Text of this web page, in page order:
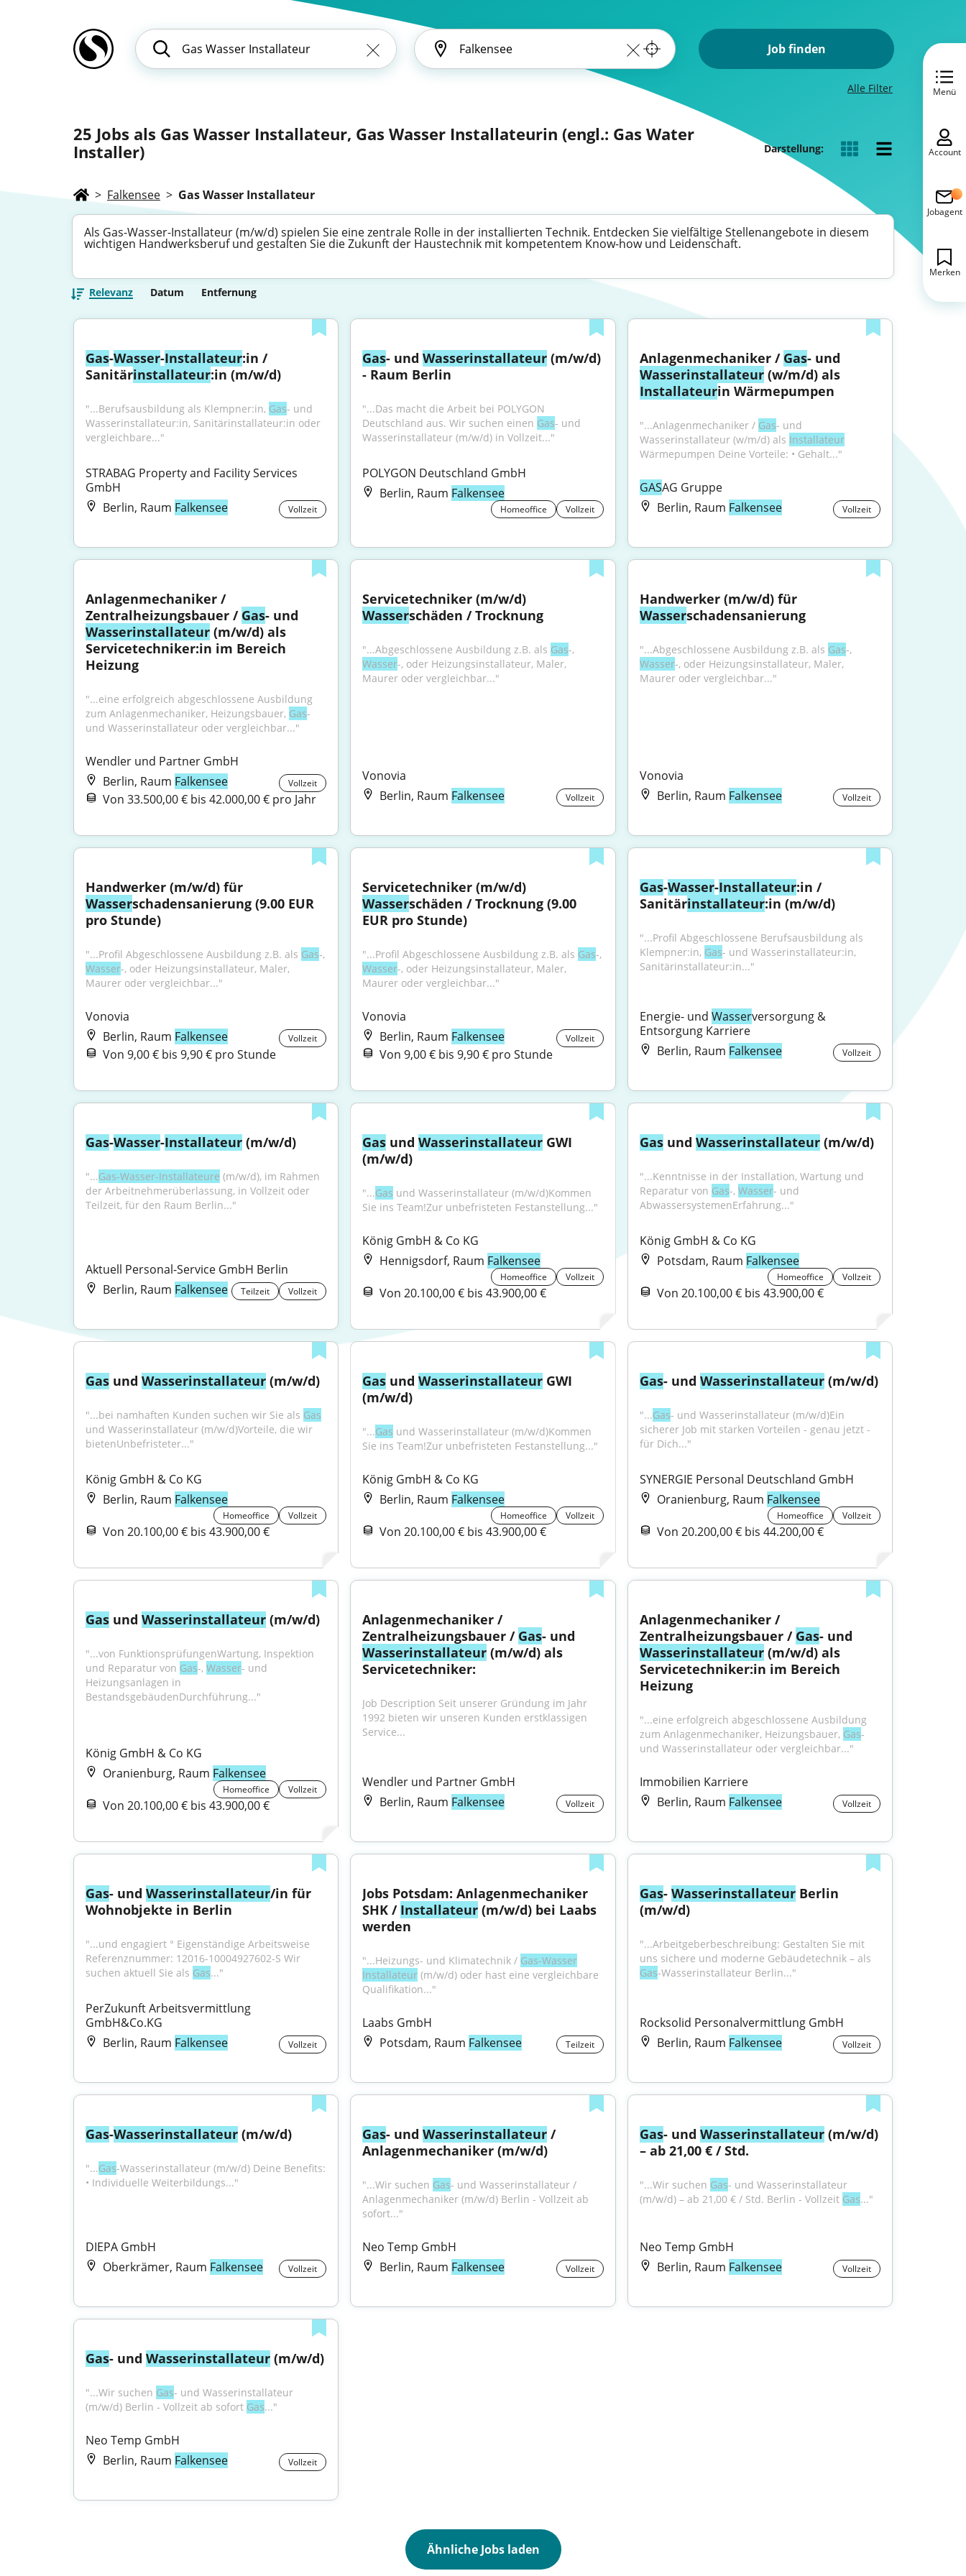
Job finden
Alle Filter
25 Jobs als Gas Wasser Installateur, Gas Wasser Installateurin (engl.: Gas Water
Installer)
Darstellung:
> Falkensee > Gas Wasser Installateur
Als Gas-Wasser-Installateur (m/w/d) spielen Sie eine zentrale Rolle in der installierten Technik. Entdecken Sie vielfältige Stellenangebote in diesem
wichtigen Handwerksberuf und gestalten Sie die Zukunft der Haustechnik mit kompetentem Know-how und Leidenschaft.
Relevanz Datum Entfernung
Gas-Wasser-Installateur:in /
Sanitärinstallateur:in (m/w/d)
"...Berufsausbildung als Klempner:in, Gas- und
Wasserinstallateur:in, Sanitärinstallateur:in oder
vergleichbare..."
STRABAG Property and Facility Services
GmbH
Berlin, Raum Falkensee Vollzeit
Gas- und Wasserinstallateur (m/w/d)
- Raum Berlin
"...Das macht die Arbeit bei POLYGON
Deutschland aus. Wir suchen einen Gas- und
Wasserinstallateur (m/w/d) in Vollzeit..."
POLYGON Deutschland GmbH
Berlin, Raum Falkensee
Homeoffice Vollzeit
Anlagenmechaniker / Gas
Wasserinstallateur
(w/m/d) als
Installateurin Wärmepumpen
"...Anlagenmechaniker / Gas- und
Wasserinstallateur (w/m/d) als Installateur
Wärmepumpen Deine Vorteile: • Gehalt..."
GASAG Gruppe
Berlin, Raum Falkensee Vollzeit
Anlagenmechaniker /
Zentralheizungsbauer / Gas
Wasserinstallateur (m/w/d) als
Servicetechniker:in im Bereich
Heizung
"...eine erfolgreich abgeschlossene Ausbildung
zum Anlagenmechaniker, Heizungsbauer, Gas-
und Wasserinstallateur oder vergleichbar..."
Wendler und Partner GmbH
Berlin, Raum Falkensee Vollzeit
Von 33.500,00 € bis 42.000,00 € pro Jahr
Wasserschäden / Trocknung
"...Abgeschlossene Ausbildung z.B. als Gas
Wasser-, oder Heizungsinstallateur, Maler,
Maurer oder vergleichbar..."
Vonovia
Berlin, Raum Falkensee Vollzeit
Handwerker (m/w/d) für
Wasserschadensanierung
"...Abgeschlossene Ausbildung z.B. als Gas -,
Wasser-, oder Heizungsinstallateur, Maler,
Maurer oder vergleichbar..."
Vonovia
Berlin, Raum Falkensee Vollzeit
Wasserschadensanierung (9.00 EUR
pro Stunde)
"...Profil Abgeschlossene Ausbildung z.B. als Gas
Wasser-, oder Heizungsinstallateur, Maler,
Maurer oder vergleichbar..."
Vonovia
Berlin, Raum Falkensee Vollzeit
Von 9,00 € bis 9,90 € pro Stunde
Wasserschäden / Trocknung (9.00
EUR pro Stunde)
"...Profil Abgeschlossene Ausbildung z.B. als Gas
Wasser-, oder Heizungsinstallateur, Maler,
Maurer oder vergleichbar..."
Vonovia
Berlin, Raum Falkensee Vollzeit
Von 9,00 € bis 9,90 € pro Stunde
Gas-Wasser-Installateur:in /
Sanitärinstallateur:in (m/w/d)
"...Profil Abgeschlossene Berufsausbildung als
Klempner:in, Gas- und Wasserinstallateur:in,
Sanitärinstallateur:in..."
Energie- und Wasserversorgung &
Entsorgung Karriere
Berlin, Raum Falkensee Vollzeit
Gas-Wasser-Installateur (m/w/d)
"...Gas-Wasser-Installateure (m⁠/⁠w⁠/⁠d), im Rahmen
der Arbeitnehmerüberlassung, in Vollzeit oder
Teilzeit, für den Raum Berlin..."
Aktuell Personal-Service GmbH Berlin
Berlin, Raum Falkensee Teilzeit Vollzeit
Gas und Wasserinstallateur GWI
(m/w/d)
"...Gas und Wasserinstallateur (m/w/d)Kommen
Sie ins Team!Zur unbefristeten Festanstellung..."
König GmbH & Co KG
Hennigsdorf, Raum Falkensee
Homeoffice Vollzeit
Von 20.100,00 € bis 43.900,00 €
Gas und Wasserinstallateur (m/w/d)
"...Kenntnisse in der Installation, Wartung und
Reparatur von Gas-, Wasser- und
AbwassersystemenErfahrung..."
König GmbH & Co KG
Potsdam, Raum Falkensee
Homeoffice Vollzeit
Von 20.100,00 € bis 43.900,00 €
Gas und Wasserinstallateur (m/w/d)
"...bei namhaften Kunden suchen wir Sie als Gas
und Wasserinstallateur (m/w/d)Vorteile, die wir
bietenUnbefristeter..."
König GmbH & Co KG
Berlin, Raum Falkensee
Homeoffice Vollzeit
Von 20.100,00 € bis 43.900,00 €
Gas und Wasserinstallateur GWI
(m/w/d)
"...Gas und Wasserinstallateur (m/w/d)Kommen
Sie ins Team!Zur unbefristeten Festanstellung..."
König GmbH & Co KG
Berlin, Raum Falkensee
Homeoffice Vollzeit
Von 20.100,00 € bis 43.900,00 €
Gas- und Wasserinstallateur (m/w/d)
"...Gas- und Wasserinstallateur (m/w/d)Ein
sicherer Job mit starken Vorteilen - genau jetzt -
für Dich..."
SYNERGIE Personal Deutschland GmbH
Oranienburg, Raum Falkensee
Homeoffice Vollzeit
Von 20.200,00 € bis 44.200,00 €
Gas und Wasserinstallateur (m/w/d)
"...von FunktionsprüfungenWartung, Inspektion
und Reparatur von Gas-, Wasser- und
Heizungsanlagen in
BestandsgebäudenDurchführung..."
König GmbH & Co KG
Oranienburg, Raum Falkensee
Homeoffice Vollzeit
Von 20.100,00 € bis 43.900,00 €
Anlagenmechaniker /
Zentralheizungsbauer / Gas
Wasserinstallateur (m/w/d) als
Servicetechniker:
Job Description Seit unserer Gründung im Jahr
1992 bieten wir unseren Kunden erstklassigen
Service...
Wendler und Partner GmbH
Berlin, Raum Falkensee Vollzeit
Anlagenmechaniker /
Zentralheizungsbauer / Gas
Wasserinstallateur (m/w/d) als
Servicetechniker:in im Bereich
Heizung
"...eine erfolgreich abgeschlossene Ausbildung
zum Anlagenmechaniker, Heizungsbauer, Gas-
und Wasserinstallateur oder vergleichbar..."
Immobilien Karriere
Berlin, Raum Falkensee Vollzeit
Gas- und Wasserinstallateur/in für
Wohnobjekte in Berlin
"...und engagiert ° Eigenständige Arbeitsweise
Referenznummer: 12016-10004927602-S Wir
suchen aktuell Sie als Gas..."
PerZukunft Arbeitsvermittlung
GmbH&Co.KG
Berlin, Raum Falkensee Vollzeit
Jobs Potsdam: Anlagenmechaniker
SHK / Installateur (m/w/d) bei Laabs
werden
"...Heizungs- und Klimatechnik / Gas-Wasser
Installateur (m/w/d) oder hast eine vergleichbare
Qualifikation..."
Laabs GmbH
Potsdam, Raum Falkensee Teilzeit
Gas- Wasserinstallateur Berlin
(m/w/d)
"...Arbeitgeberbeschreibung: Gestalten Sie mit
Gas-Wasserinstallateur Berlin..."
Rocksolid Personalvermittlung GmbH
Berlin, Raum Falkensee Vollzeit
Gas-Wasserinstallateur (m/w/d)
"...Gas-Wasserinstallateur (m/w/d) Deine Benefits:
• Individuelle Weiterbildungs..."
DIEPA GmbH
Oberkrämer, Raum Falkensee Vollzeit
Gas- und Wasserinstallateur /
Anlagenmechaniker (m/w/d)
"...Wir suchen Gas- und Wasserinstallateur /
Anlagenmechaniker (m/w/d) Berlin - Vollzeit ab
sofort..."
Neo Temp GmbH
Berlin, Raum Falkensee Vollzeit
Gas- und Wasserinstallateur (m/w/d)
– ab 21,00 € / Std.
"...Wir suchen Gas- und Wasserinstallateur
(m/w/d) – ab 21,00 € / Std. Berlin - Vollzeit Gas..."
Neo Temp GmbH
Berlin, Raum Falkensee Vollzeit
Gas- und Wasserinstallateur (m/w/d)
"...Wir suchen Gas- und Wasserinstallateur
(m/w/d) Berlin - Vollzeit ab sofort Gas..."
Neo Temp GmbH
Berlin, Raum Falkensee Vollzeit
Ähnliche Jobs laden
Menü
Account
Jobagent
Merken